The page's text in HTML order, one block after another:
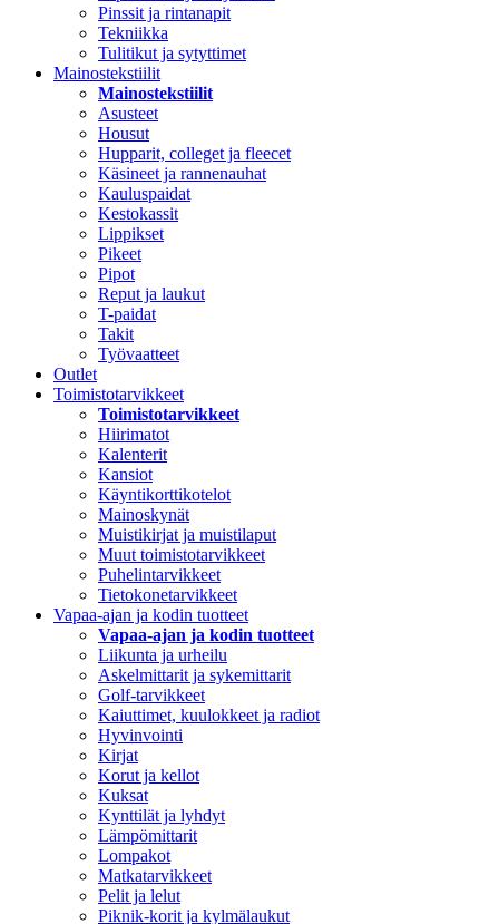
Pinssit ja rintanapit
Tekniikka
Tulitikut ja sytyttimet
Mainostekstiilit
Mainostekstiilit
Asusteet
Housut
Hupparit, colleget ja fleecet
Käsineet ja rannenauhat
Kauluspaidat
Kestokassit
Lippikset
Pikeet
Pipot
Reput ja laukut
T-paidat
Takit
Työvaatteet
Outlet
Toimistotarvikkeet
Toimistotarvikkeet
Hiirimatot
Kalenterit
Kansiot
Käyntikorttikotelot
Mainoskynät
Muistikirjat ja muistilaput
Muut toimistotarvikkeet
Puhelintarvikkeet
Tietokonetarvikkeet
Vapaa-ajan ja kodin tuotteet
Vapaa-ajan ja kodin tuotteet
Liikunta ja urheilu
Askelmittarit ja sykemittarit
Golf-tarvikkeet
Kaiuttimet, kuulokkeet ja radiot
Hyvinvointi
Kirjat
Korut ja kellot
Kuksat
Kynttilät ja lyhdyt
Lämpömittarit
Lompakot
Matkatarvikkeet
Pelit ja lelut
Piknik-korit ja kylmälaukut